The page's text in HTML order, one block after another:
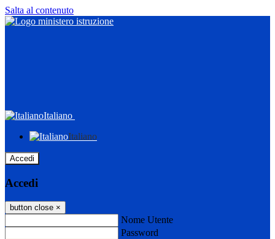
Salta al contenuto
Italiano
Italiano
Accedi
Accedi
button close ×
Nome Utente
Password